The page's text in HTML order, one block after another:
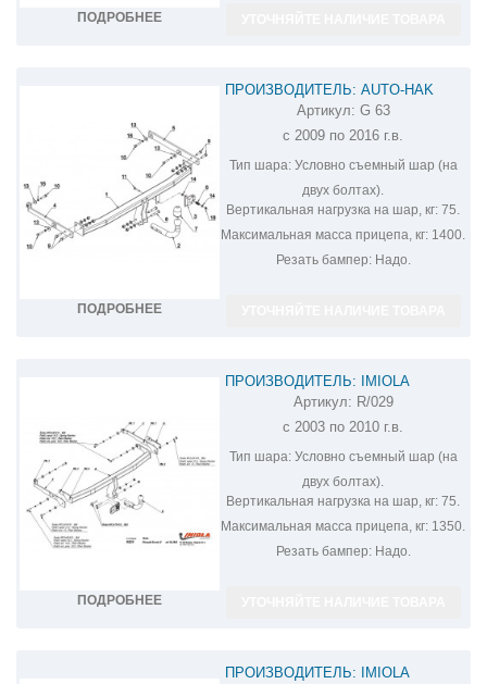
ПОДРОБНЕЕ
ПОДРОБНЕЕ
ПРОИЗВОДИТЕЛЬ: AUTO-HAK
ФАРКОП НА RENAULT SCENIC 3 G 63
Артикул: G 63
с 2009 по 2016 г.в.
Тип шара:Условно съемный шар (на
двух болтах).
Вертикальная нагрузка на шар, кг: 75.
Максимальная масса прицепа, кг: 1400.
Резать бампер:Надо.
ПОДРОБНЕЕ
ПРОИЗВОДИТЕЛЬ: IMIOLA
ФАРКОП НА RENAULT MEGANE
SCENIC 2 R/029
Артикул: R/029
с 2003 по 2010 г.в.
Тип шара:Условно съемный шар (на
двух болтах).
Вертикальная нагрузка на шар, кг: 75.
Максимальная масса прицепа, кг: 1350.
Резать бампер:Надо.
ПРОИЗВОДИТЕЛЬ: IMIOLA